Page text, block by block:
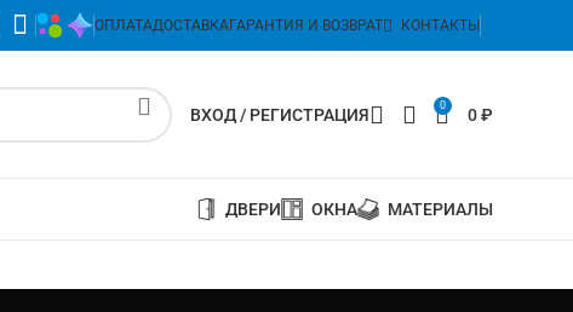
ОПЛАТАДОСТАВКАГАРАНТИЯ И ВОЗВРАТ КОНТАКТЫ
ВХОД / РЕГИСТРАЦИЯ 0 0₽
ДВЕРИ ОКНА МАТЕРИАЛЫ